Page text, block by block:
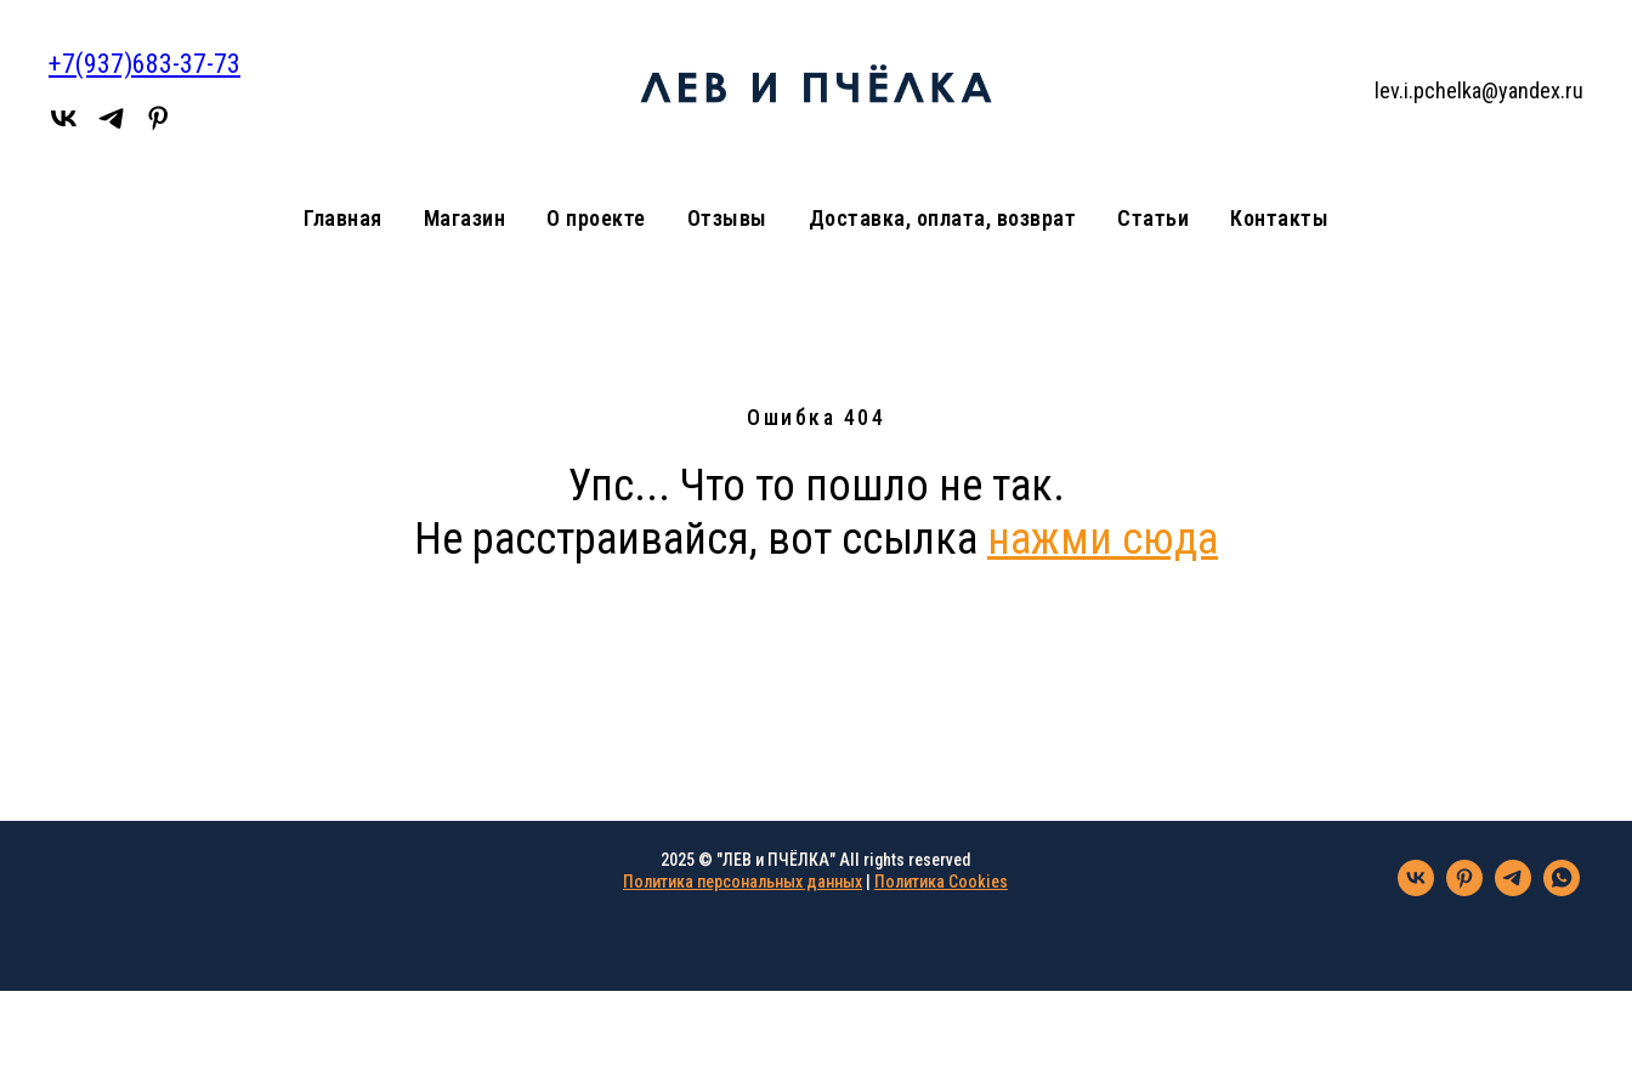
+7(937)683-37-73
lev.i.pchelka@yandex.ru
Главная Магазин О проекте Отзывы Доставка, оплата, возврат Статьи Контакты
Ошибка 404
Упс... Что то пошло не так.
Не расстраивайся, вот ссылка нажми сюда
2025 © "ЛЕВ и ПЧЁЛКА" All rights reserved
Политика персональных данных
Политика Cookies